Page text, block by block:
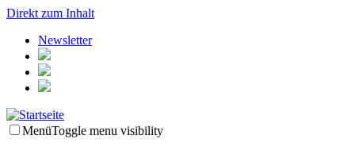
Direkt zum Inhalt
Newsletter
MenüToggle menu visibility